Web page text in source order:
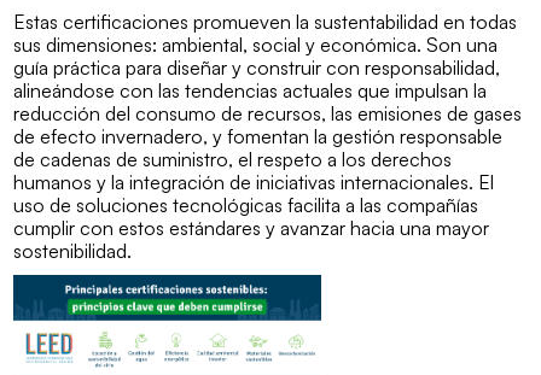
Estas certificaciones promueven la sustentabilidad en todas
sus dimensiones: ambiental, social y económica. Son una
guía práctica para diseñar y construir con responsabilidad,
alineándose con las tendencias actuales que impulsan la
reducción del consumo de recursos, las emisiones de gases
de efecto invernadero, y fomentan la gestión responsable
de cadenas de suministro, el respeto a los derechos
humanos y la integración de iniciativas internacionales. El
uso de soluciones tecnológicas facilita a las compañías
cumplir con estos estándares y avanzar hacia una mayor
sostenibilidad.